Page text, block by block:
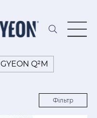
GYEON Q²M
Фільтр